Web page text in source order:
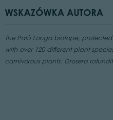
WSKAZÓWKA AUTORA
The Palù Longa biotope,
with over 120 different plant
carnivorous plants: Drosera